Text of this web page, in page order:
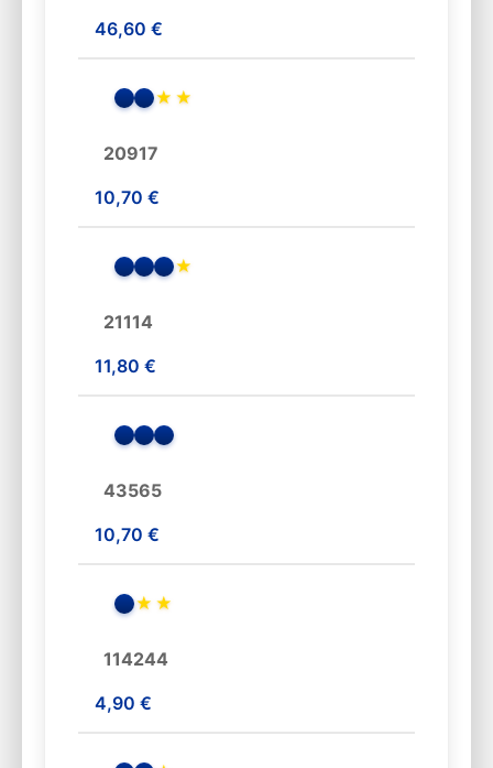
46,60 €
★ ★
20917
10,70 €
★
21114
11,80 €
43565
10,70 €
★ ★
114244
4,90 €